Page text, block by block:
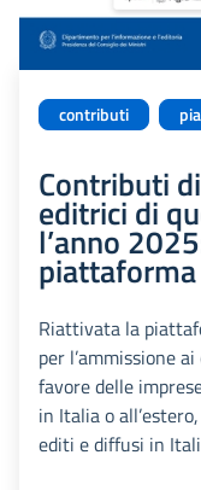
contributi
Contributi
editrici di
l’anno
piattaforma
Riattivata la
per l’ammissione
favore delle
in Italia o
editi e diffusi in